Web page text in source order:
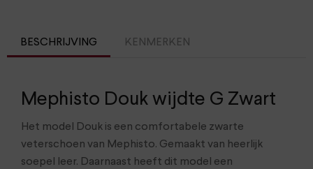
BESCHRIJVING KENMERKEN
Mephisto Douk wijdte G Zwart
Het model Douk is een comfortabele zwarte
veterschoen van Mephisto. Gemaakt van heerlijk
soepel leer. Daarnaast heeft dit model een